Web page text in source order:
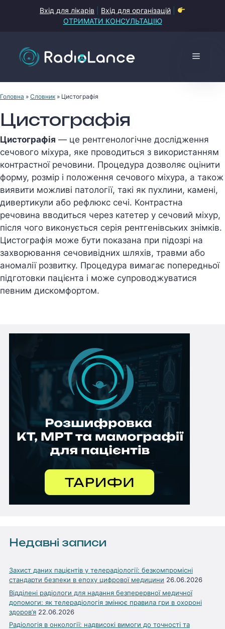
Вхід для лікарів Вхід для організацій
ОТРИМАТИ КОНСУЛЬТАЦІЮ
Меню
Головна » Словник » Цистографія
Цистографія
Цистографія — це рентгенологічне дослідження
сечового міхура, яке проводиться з використанням
контрастної речовини. Процедура дозволяє оцінити
форму, розмір і положення сечового міхура, а також
виявити можливі патології, такі як пухлини, камені,
дивертикули або рефлюкс сечі. Контрастна
речовина вводиться через катетер у сечовий міхур,
після чого виконується серія рентгенівських знімків.
Цистографія може бути показана при підозрі на
захворювання сечовивідних шляхів, травми або
аномалії розвитку. Процедура вимагає попередньої
підготовки пацієнта і може супроводжуватися
певним дискомфортом.
Недавні записи
Захист даних пацієнтів у телерадіології: безкомпромісні
стандарти безпеки в епоху цифрової медицини 26.06.2026
Відділені радіологи для надання безперервної медичної
допомоги: як телерадіологія змінює правила гри в охороні
здоров’я 22.06.2026
Радіологія в онкології: надвисокі вимоги до точності та